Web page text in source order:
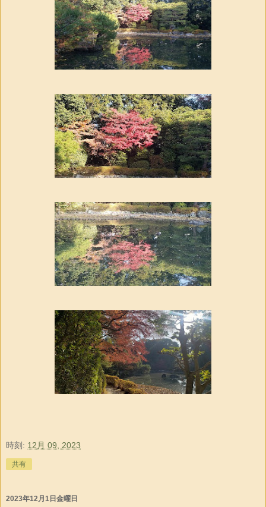
時刻: 12月 09, 2023
共有
2023年12月1日金曜日